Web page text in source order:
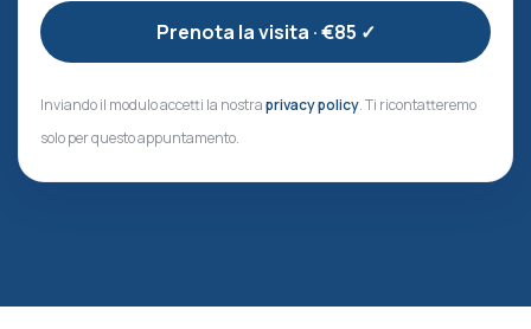
Inviando il modulo accetti la nostraprivacy policy. Ti ricontatteremo
solo per questo appuntamento.